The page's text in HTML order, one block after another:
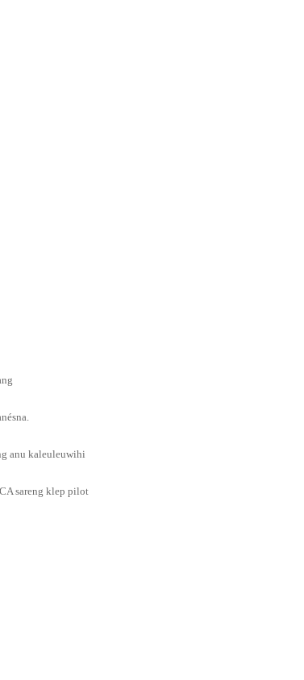
anu kaleuleuwihi
sareng klep pilot